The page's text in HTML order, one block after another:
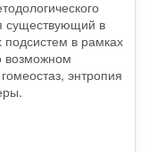
существующий в
в рамках
возможном
энтропия